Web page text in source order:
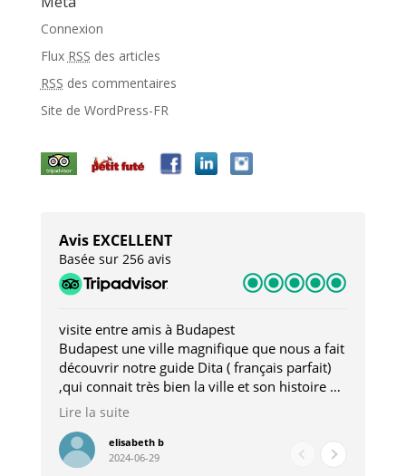
Connexion
Flux RSS des articles
RSS des commentaires
Site de WordPress-FR
Avis EXCELLENT
Basée sur 256 avis
visite entre amis à Budapest
Budapest une ville magnifique que nous a fait
découvrir notre guide Dita ( français parfait)
,qui connait très bien la ville et son histoire et
qui nous a permis d'accéder à des lieux
pour les restaurants . A la fin de notre séjour
nous étions plus avec une amie qu' une guide
Lire la suite
elisabeth b
2024-06-29